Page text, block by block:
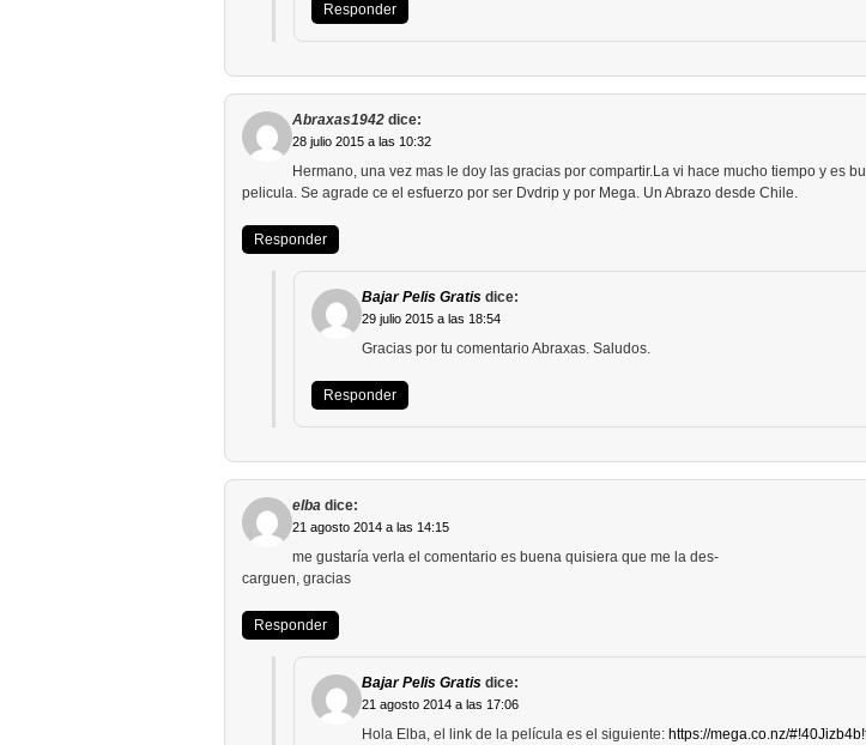
Responder
Abraxas1942 dice:
28 julio 2015 a las 10:32
Hermano, una vez mas le doy las gracias por compartir.La vi hace mucho tiempo y es
pelicula. Se agrade ce el esfuerzo por ser Dvdrip y por Mega. Un Abrazo desde Chile.
Responder
Bajar Pelis Gratis dice:
29 julio 2015 a las 18:54
Gracias por tu comentario Abraxas. Saludos.
Responder
elba dice:
21 agosto 2014 a las 14:15
me gustaría verla el comentario es buena quisiera que me la des-
carguen, gracias
Responder
Bajar Pelis Gratis dice:
21 agosto 2014 a las 17:06
Hola Elba, el link de la película es el siguiente: https://mega.co.nz/